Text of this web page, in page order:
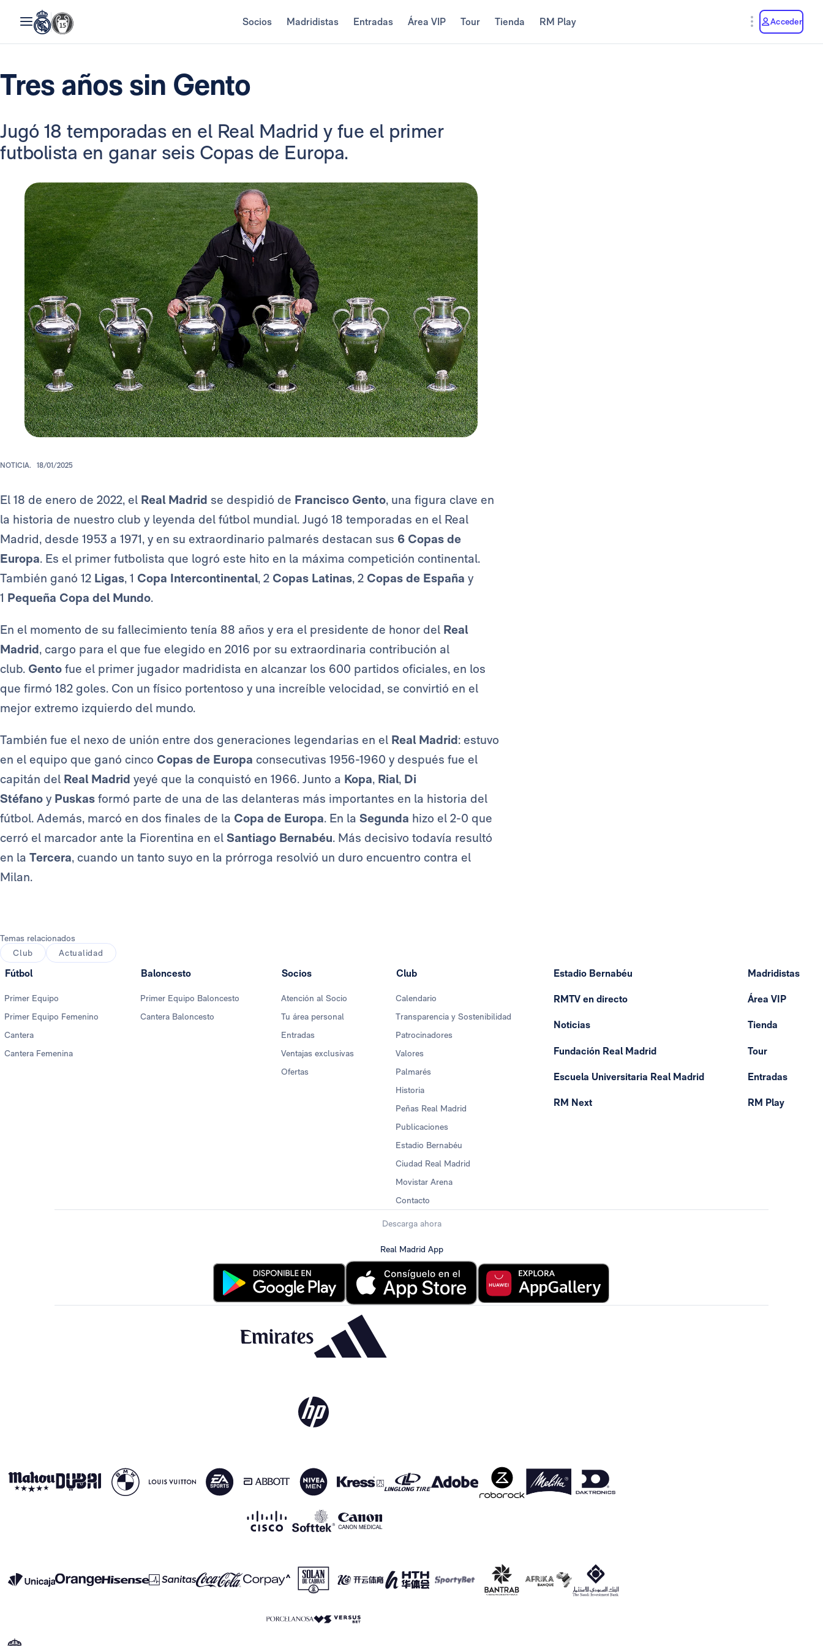
Socios Madridistas Entradas Área VIP Tour Tienda RM Play Acceder
Tres años sin Gento
Jugó 18 temporadas en el Real Madrid y fue el primer
futbolista en ganar seis Copas de Europa.
NOTICIA. 18/01/2025
El 18 de enero de 2022, el Real Madrid se despidió de Francisco Gento, una figura clave en
la historia de nuestro club y leyenda del fútbol mundial. Jugó 18 temporadas en el Real
Madrid, desde 1953 a 1971, y en su extraordinario palmarés destacan sus 6 Copas de
Europa. Es el primer futbolista que logró este hito en la máxima competición continental.
También ganó 12 Ligas, 1 Copa Intercontinental, 2 Copas Latinas, 2 Copas de España y
1 Pequeña Copa del Mundo.
En el momento de su fallecimiento tenía 88 años y era el presidente de honor del Real
Madrid, cargo para el que fue elegido en 2016 por su extraordinaria contribución al
club. Gento fue el primer jugador madridista en alcanzar los 600 partidos oficiales, en los
que firmó 182 goles. Con un físico portentoso y una increíble velocidad, se convirtió en el
mejor extremo izquierdo del mundo.
También fue el nexo de unión entre dos generaciones legendarias en el Real Madrid: estuvo
en el equipo que ganó cinco Copas de Europa consecutivas 1956-1960 y después fue el
capitán del Real Madrid yeyé que la conquistó en 1966. Junto a Kopa, Rial, Di
Stéfano y Puskas formó parte de una de las delanteras más importantes en la historia del
fútbol. Además, marcó en dos finales de la Copa de Europa. En la Segunda hizo el 2-0 que
cerró el marcador ante la Fiorentina en el Santiago Bernabéu. Más decisivo todavía resultó
en la Tercera, cuando un tanto suyo en la prórroga resolvió un duro encuentro contra el
Milan.
Temas relacionados
Club
Actualidad
Fútbol
Primer Equipo
Primer Equipo Femenino
Cantera
Cantera Femenina
Baloncesto
Primer Equipo Baloncesto
Cantera Baloncesto
Socios
Atención al Socio
Tu área personal
Entradas
Ventajas exclusivas
Ofertas
Club
Calendario
Transparencia y Sostenibilidad
Patrocinadores
Valores
Palmarés
Historia
Peñas Real Madrid
Publicaciones
Estadio Bernabéu
Ciudad Real Madrid
Movistar Arena
Contacto
Estadio Bernabéu
RMTV en directo
Noticias
Fundación Real Madrid
Escuela Universitaria Real Madrid
RM Next
Madridistas
Área VIP
Tienda
Tour
Entradas
RM Play
Descarga ahora
Real Madrid App